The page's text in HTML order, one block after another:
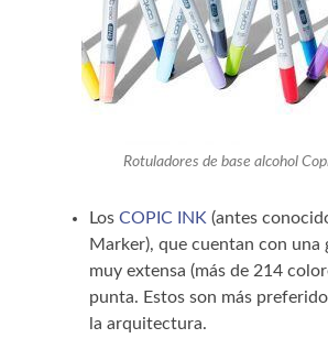
Rotuladores de base alcohol
LosCOPIC INK (antes
Marker), que cuentan con una
muy extensa (más de 214
punta. Estos son más
la arquitectura.